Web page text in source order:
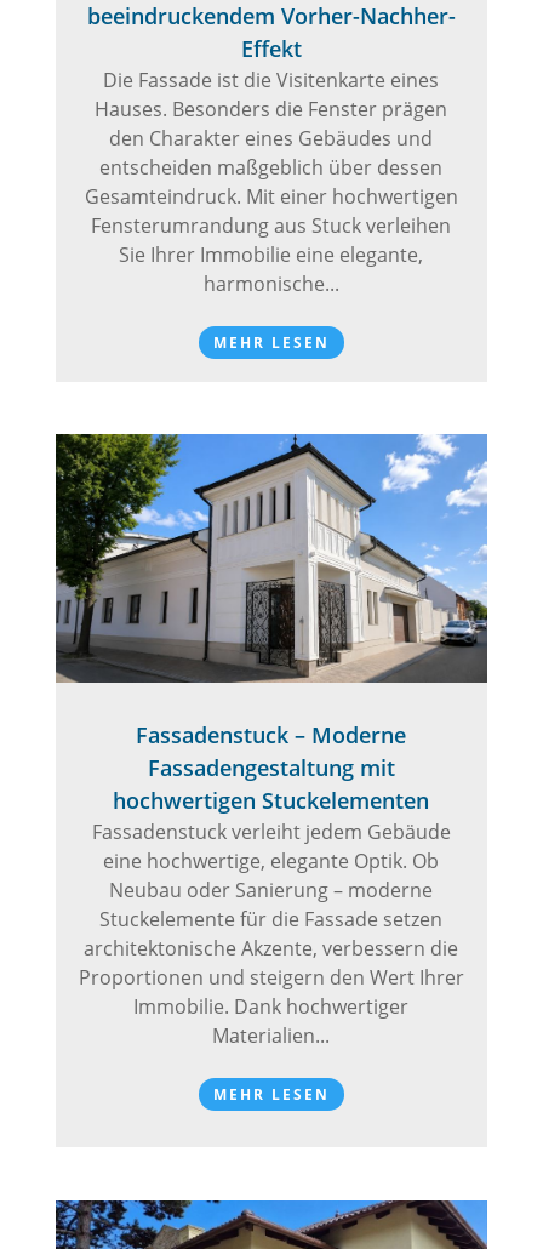
beeindruckendem Vorher-Nachher-
Effekt
Die Fassade ist die Visitenkarte eines
Hauses. Besonders die Fenster prägen
den Charakter eines Gebäudes und
entscheiden maßgeblich über dessen
Gesamteindruck. Mit einer hochwertigen
Fensterumrandung aus Stuck verleihen
Sie Ihrer Immobilie eine elegante,
harmonische...
MEHR LESEN
Fassadenstuck – Moderne
Fassadengestaltung mit
hochwertigen Stuckelementen
Fassadenstuck verleiht jedem Gebäude
eine hochwertige, elegante Optik. Ob
Neubau oder Sanierung – moderne
Stuckelemente für die Fassade setzen
architektonische Akzente, verbessern die
Proportionen und steigern den Wert Ihrer
Immobilie. Dank hochwertiger
Materialien...
MEHR LESEN